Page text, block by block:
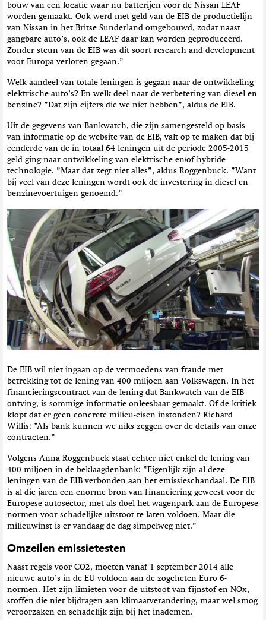
bouw van een locatie waar nu batterijen voor de Nissan LEAF
worden gemaakt. Ook werd met geld van de EIB de productielijn
van Nissan in het Britse Sunderland omgebouwd, zodat naast
gangbare auto’s, ook de LEAF daar kan worden geproduceerd.
Zonder steun van de EIB was dit soort research and development
voor Europa verloren gegaan.”
Welk aandeel van totale leningen is gegaan naar de ontwikkeling
elektrische auto’s? En welk deel naar de verbetering van diesel en
benzine? ”Dat zijn cijfers die we niet hebben”, aldus de EIB.
Uit de gegevens van Bankwatch, die zijn samengesteld op basis
van informatie op de website van de EIB, valt op te maken dat bij
eenderde van de in totaal 64 leningen uit de periode 2005-2015
geld ging naar ontwikkeling van elektrische en/of hybride
technologie. ”Maar dat zegt niet alles”, aldus Roggenbuck. ”Want
bij veel van deze leningen wordt ook de investering in diesel en
benzinevoertuigen genoemd.”
De EIB wil niet ingaan op de vermoedens van fraude met
betrekking tot de lening van 400 miljoen aan Volkswagen. In het
financieringscontract van de lening dat Bankwatch van de EIB
ontving, is sommige informatie onleesbaar gemaakt. Of de kritiek
klopt dat er geen concrete milieu-eisen instonden? Richard
Willis: ”Als bank kunnen we niks zeggen over de details van onze
contracten.”
Volgens Anna Roggenbuck staat echter niet enkel de lening van
400 miljoen in de beklaagdenbank: ”Eigenlijk zijn al deze
leningen van de EIB verbonden aan het emissieschandaal. De EIB
is al die jaren een enorme bron van financiering geweest voor de
Europese autosector, met als doel het wagenpark aan de Europese
normen voor schadelijke uitstoot te laten voldoen. Maar die
milieuwinst is er vandaag de dag simpelweg niet.”
Omzeilen emissietesten
Naast regels voor CO2, moeten vanaf 1 september 2014 alle
nieuwe auto’s in de EU voldoen aan de zogeheten Euro 6-
normen. Het zijn limieten voor de uitstoot van fijnstof en NOx,
stoffen die niet bijdragen aan klimaatverandering, maar wel smog
veroorzaken en schadelijk zijn bij het inademen.